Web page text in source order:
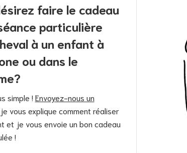
faire le cadeau
particulière
à un enfant à
ou dans le
simple ! Envoyez-nous un
, je vous explique comment réaliser
et je vous envoie un bon cadeau
!